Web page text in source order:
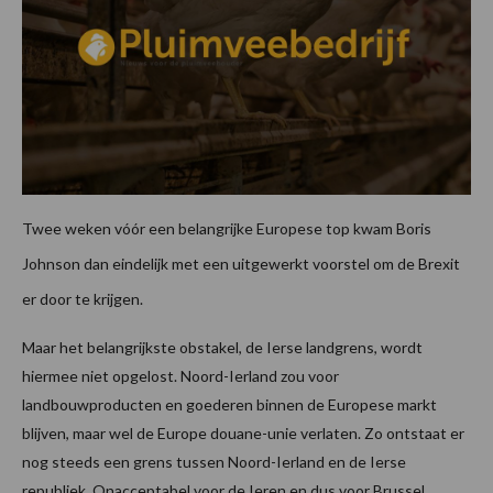
Twee weken vóór een belangrijke Europese top kwam Boris
Johnson dan eindelijk met een uitgewerkt voorstel om de Brexit
er door te krijgen.
Maar het belangrijkste obstakel, de Ierse landgrens, wordt
hiermee niet opgelost. Noord-Ierland zou voor
landbouwproducten en goederen binnen de Europese markt
blijven, maar wel de Europe douane-unie verlaten. Zo ontstaat er
nog steeds een grens tussen Noord-Ierland en de Ierse